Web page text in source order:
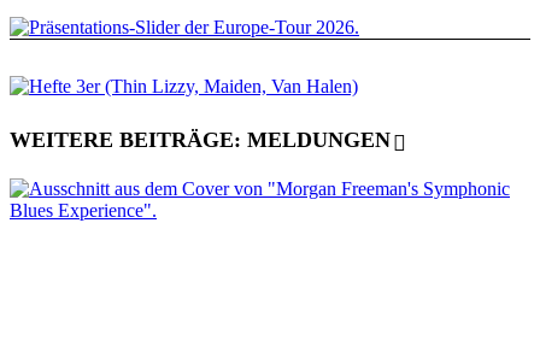
WEITERE BEITRÄGE: MELDUNGEN